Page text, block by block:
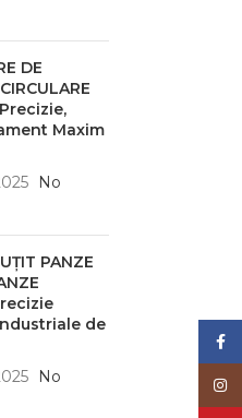
DE
Maxim
No
PANZE
de
No